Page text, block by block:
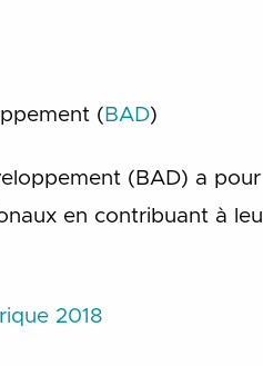
( BAD)
(BAD) a
en contribuant à
2018